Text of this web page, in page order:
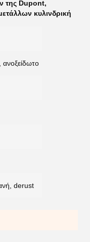
της Dupont,
κυλινδρική
ανοξείδωτο
derust